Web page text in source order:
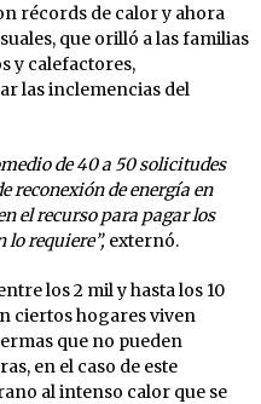
récords de calor y ahora
que orilló a las familias
y calefactores,
las inclemencias del
de 40 a 50 solicitudes
reconexión de energía en
el recurso para pagar los
lo requiere”, externó.
los 2 mil y hasta los 10
ciertos hogares viven
que no pueden
en el caso de este
al intenso calor que se